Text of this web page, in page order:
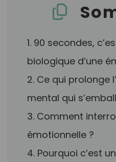
1. 90 secondes,
biologique d’une
2. Ce qui prolonge
mental qui
3. Comment
émotionnelle ?
4. Pourquoi c’est